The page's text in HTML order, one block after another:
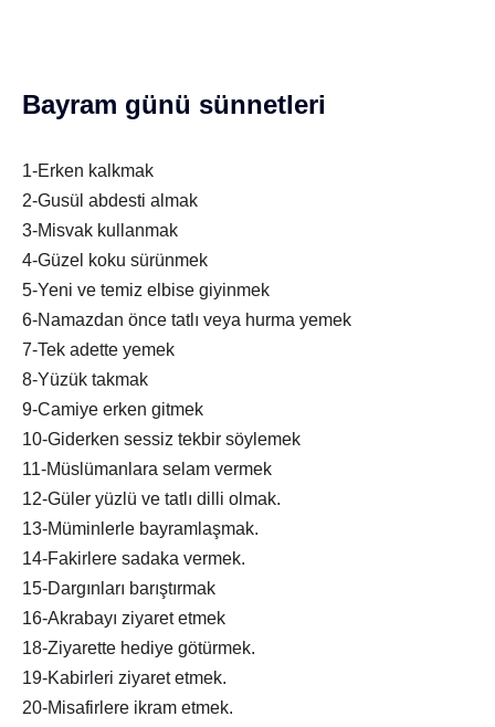
Bayram günü sünnetleri
1-Erken kalkmak
2-Gusül abdesti almak
3-Misvak kullanmak
4-Güzel koku sürünmek
5-Yeni ve temiz elbise giyinmek
6-Namazdan önce tatlı veya hurma yemek
7-Tek adette yemek
8-Yüzük takmak
9-Camiye erken gitmek
10-Giderken sessiz tekbir söylemek
11-Müslümanlara selam vermek
12-Güler yüzlü ve tatlı dilli olmak.
13-Müminlerle bayramlaşmak.
14-Fakirlere sadaka vermek.
15-Dargınları barıştırmak
16-Akrabayı ziyaret etmek
18-Ziyarette hediye götürmek.
19-Kabirleri ziyaret etmek.
20-Misafirlere ikram etmek.